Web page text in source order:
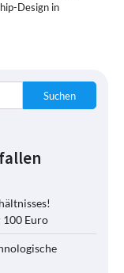
Design in
Suchen
100 Euro